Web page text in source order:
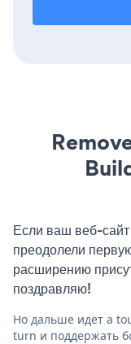
Если ваш веб-
преодолели
расширению
поздравляю!
Но дальше идет a
turn и поддержать